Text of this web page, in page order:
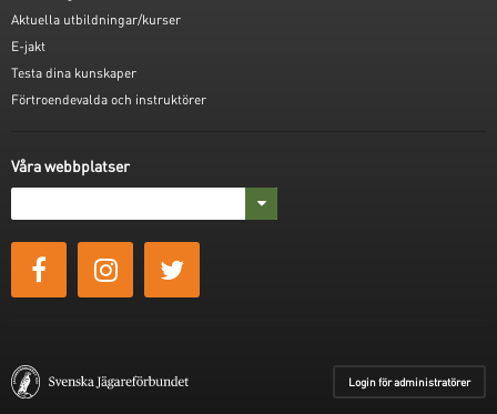
Aktuella utbildningar/kurser
E-jakt
Testa dina kunskaper
Förtroendevalda och instruktörer
Våra webbplatser
Login för administratörer